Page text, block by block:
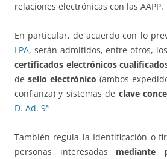
relaciones electrónicas con las AAPP.
En particular, de acuerdo con lo
LPA, serán admitidos, entre otros,
certificados electrónicos
de sello electrónico (ambos
confianza) y sistemas de clave
D. Ad. 9ª
También regula la Identificación o
personas interesadas mediante